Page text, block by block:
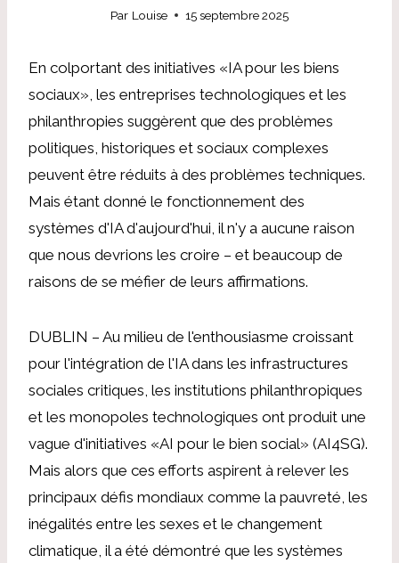
Par Louise 15 septembre 2025
En colportant des initiatives «IA pour les biens
sociaux», les entreprises technologiques et les
philanthropies suggèrent que des problèmes
politiques, historiques et sociaux complexes
peuvent être réduits à des problèmes techniques.
Mais étant donné le fonctionnement des
systèmes d'IA d'aujourd'hui, il n'y a aucune raison
que nous devrions les croire – et beaucoup de
raisons de se méfier de leurs affirmations.
DUBLIN – Au milieu de l'enthousiasme croissant
pour l'intégration de l'IA dans les infrastructures
sociales critiques, les institutions philanthropiques
et les monopoles technologiques ont produit une
vague d'initiatives «AI pour le bien social» (AI4SG).
Mais alors que ces efforts aspirent à relever les
principaux défis mondiaux comme la pauvreté, les
inégalités entre les sexes et le changement
climatique, il a été démontré que les systèmes